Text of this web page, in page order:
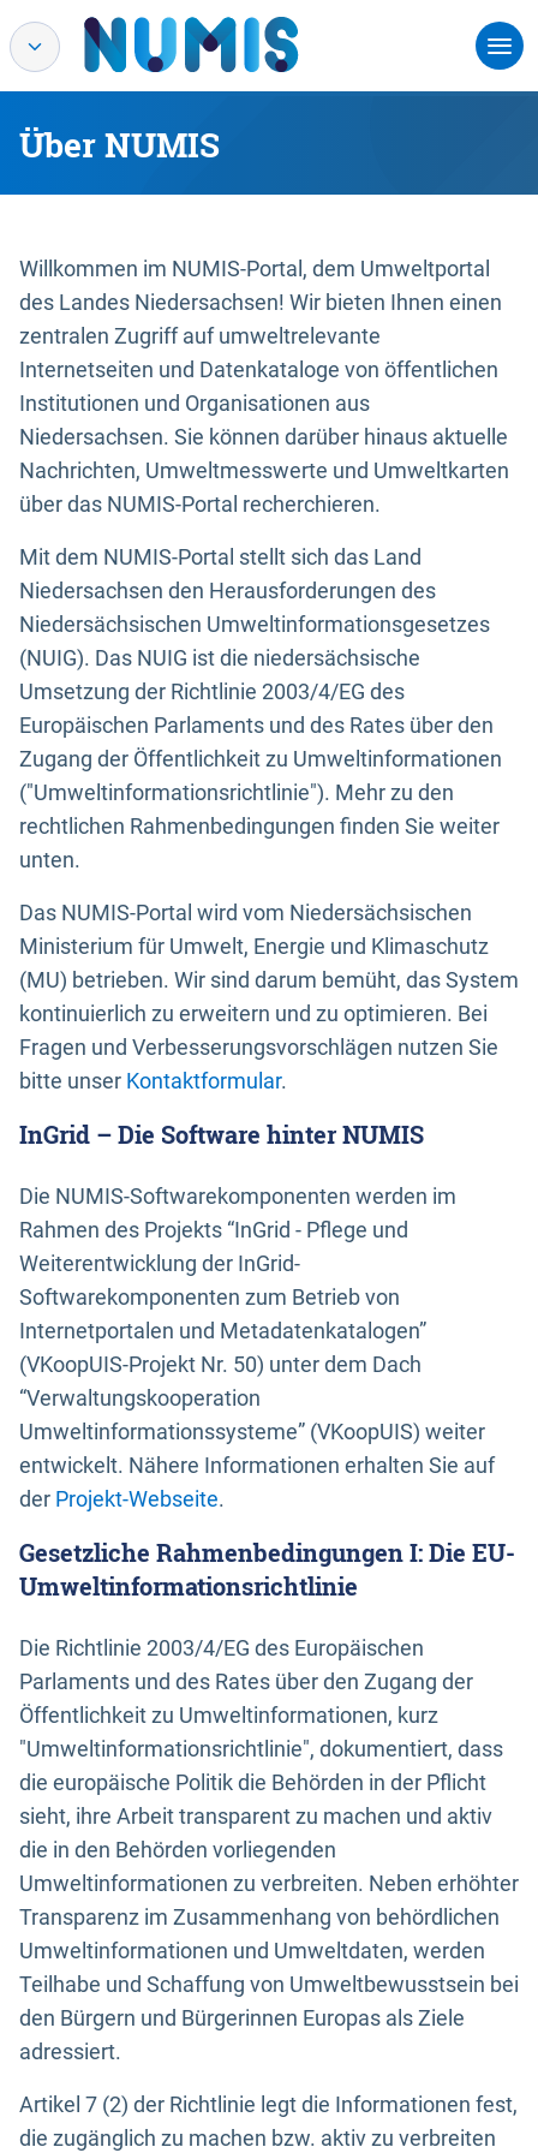
Über NUMIS
Willkommen im NUMIS-Portal, dem Umweltportal
des Landes Niedersachsen! Wir bieten Ihnen einen
zentralen Zugriff auf umweltrelevante
Internetseiten und Datenkataloge von öffentlichen
Institutionen und Organisationen aus
Niedersachsen. Sie können darüber hinaus aktuelle
Nachrichten, Umweltmesswerte und Umweltkarten
über das NUMIS-Portal recherchieren.
Mit dem NUMIS-Portal stellt sich das Land
Niedersachsen den Herausforderungen des
Niedersächsischen Umweltinformationsgesetzes
(NUIG). Das NUIG ist die niedersächsische
Umsetzung der Richtlinie 2003/4/EG des
Europäischen Parlaments und des Rates über den
Zugang der Öffentlichkeit zu Umweltinformationen
("Umweltinformationsrichtlinie"). Mehr zu den
rechtlichen Rahmenbedingungen finden Sie weiter
unten.
Das NUMIS-Portal wird vom Niedersächsischen
Ministerium für Umwelt, Energie und Klimaschutz
(MU) betrieben. Wir sind darum bemüht, das System
kontinuierlich zu erweitern und zu optimieren. Bei
Fragen und Verbesserungsvorschlägen nutzen Sie
bitte unser Kontaktformular.
InGrid – Die Software hinter NUMIS
Die NUMIS-Softwarekomponenten werden im
Rahmen des Projekts “InGrid - Pflege und
Weiterentwicklung der InGrid-
Softwarekomponenten zum Betrieb von
Internetportalen und Metadatenkatalogen”
(VKoopUIS-Projekt Nr. 50) unter dem Dach
“Verwaltungskooperation
Umweltinformationssysteme” (VKoopUIS) weiter
entwickelt. Nähere Informationen erhalten Sie auf
der Projekt-Webseite.
Gesetzliche Rahmenbedingungen I: Die EU-
Umweltinformationsrichtlinie
Die Richtlinie 2003/4/EG des Europäischen
Parlaments und des Rates über den Zugang der
Öffentlichkeit zu Umweltinformationen, kurz
"Umweltinformationsrichtlinie", dokumentiert, dass
die europäische Politik die Behörden in der Pflicht
sieht, ihre Arbeit transparent zu machen und aktiv
die in den Behörden vorliegenden
Umweltinformationen zu verbreiten. Neben erhöhter
Transparenz im Zusammenhang von behördlichen
Umweltinformationen und Umweltdaten, werden
Teilhabe und Schaffung von Umweltbewusstsein bei
den Bürgern und Bürgerinnen Europas als Ziele
adressiert.
Artikel 7 (2) der Richtlinie legt die Informationen fest,
die zugänglich zu machen bzw. aktiv zu verbreiten